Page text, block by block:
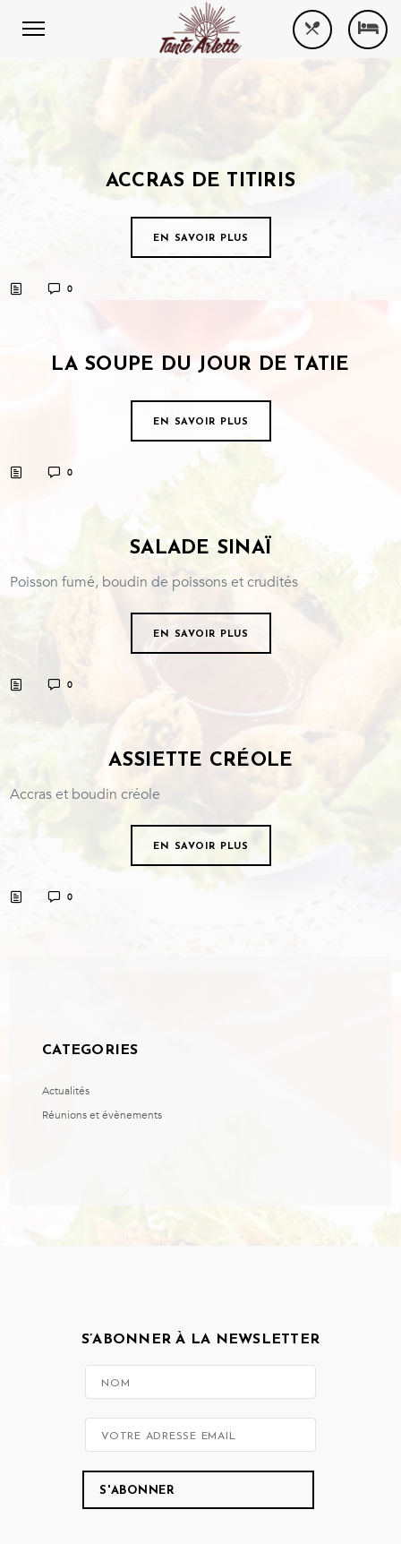
ACCRAS DE TITIRIS
EN SAVOIR PLUS
0
LA SOUPE DU JOUR DE TATIE
EN SAVOIR PLUS
0
SALADE SINAÏ
Poisson fumé, boudin de poissons et crudités
EN SAVOIR PLUS
0
ASSIETTE CRÉOLE
Accras et boudin créole
EN SAVOIR PLUS
0
CATEGORIES
Actualités
Réunions et évènements
S’ABONNER À LA NEWSLETTER